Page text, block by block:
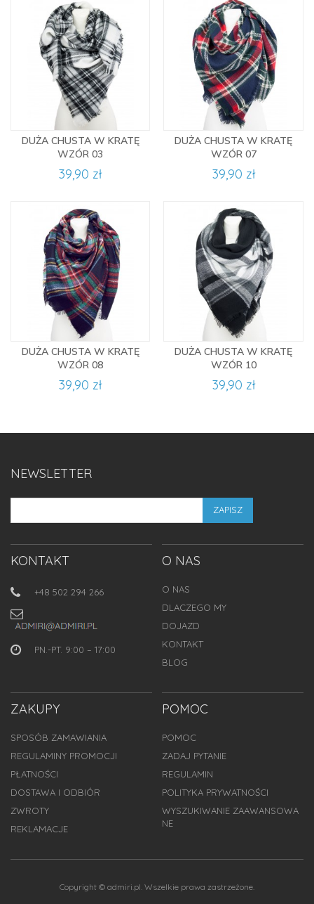
DUŻA CHUSTA W KRATĘ
WZÓR 03
39,90 zł
DUŻA CHUSTA W KRATĘ
WZÓR 07
39,90 zł
DUŻA CHUSTA W KRATĘ
WZÓR 08
39,90 zł
DUŻA CHUSTA W KRATĘ
WZÓR 10
39,90 zł
NEWSLETTER
ZAPISZ
KONTAKT
+48 502 294 266
PN.-PT. 9:00 – 17:00
O NAS
O NAS
DLACZEGO MY
DOJAZD
KONTAKT
BLOG
ZAKUPY
SPOSÓB ZAMAWIANIA
REGULAMINY PROMOCJI
PŁATNOŚCI
DOSTAWA I ODBIÓR
ZWROTY
REKLAMACJE
POMOC
POMOC
ZADAJ PYTANIE
REGULAMIN
POLITYKA PRYWATNOŚCI
WYSZUKIWANIE ZAAWANSOWA
NE
Copyright © admiri.pl. Wszelkie prawa zastrzeżone.